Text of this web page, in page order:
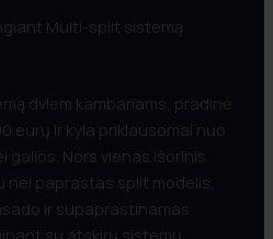
Multi-split sistemą
dviem kambariams, pradinė
eurų ir kyla priklausomai nuo
galios. Nors vienas išorinis
nei paprastas split modelis,
ir supaprastinamas